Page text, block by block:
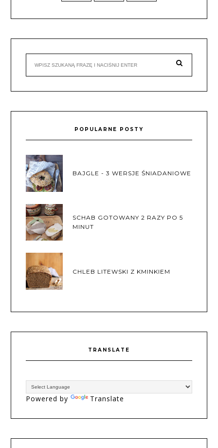
POPULARNE POSTY
BAJGLE - 3 WERSJE ŚNIADANIOWE
SCHAB GOTOWANY 2 RAZY PO 5
MINUT
CHLEB LITEWSKI Z KMINKIEM
TRANSLATE
Powered by Translate